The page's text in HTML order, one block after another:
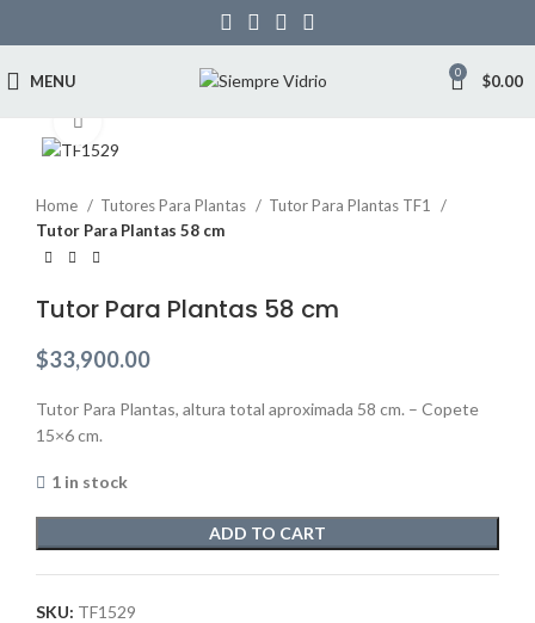
MENU 0 $0.00
Home Tutores Para Plantas
Tutor Para Plantas TF1
Tutor Para Plantas 58 cm
Tutor Para Plantas 58 cm
$33,900.00
Tutor Para Plantas, altura total aproximada 58 cm. – Copete
15×6 cm.
1 in stock
ADD TO CART
SKU: TF1529